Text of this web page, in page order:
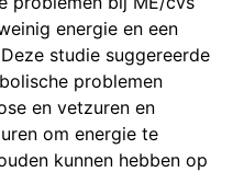
energie en een
studie suggereerde
problemen
en vetzuren en
om energie te
kunnen hebben op